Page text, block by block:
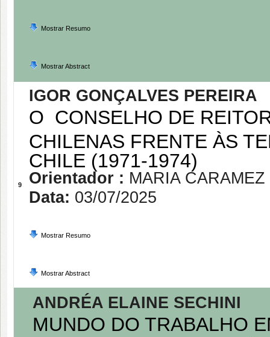
Mostrar Resumo
Mostrar Abstract
9
IGOR GONÇALVES PEREIRA
O CONSELHO DE
CHILENAS FRENTE ÀS
CHILE (1971-1974)
Orientador : MARIA
Data: 03/07/2025
Mostrar Resumo
Mostrar Abstract
ANDRÉA ELAINE SECHINI
MUNDO DO TRABALHO